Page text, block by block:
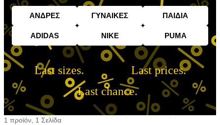
AΝΔΡΕΣ ΓΥΝΑIΚΕΣ ΠΑΙΔΙA
ADIDAS NIKE PUMA
Last sizes.
Last prices.
Last chance.
1 προϊόν, 1 Σελίδα